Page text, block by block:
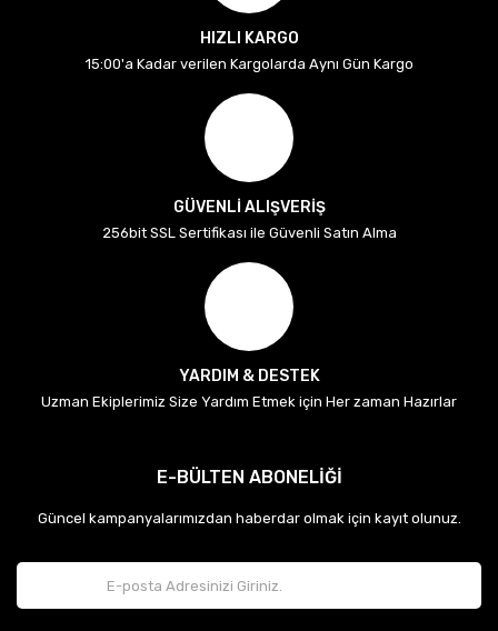
HIZLI KARGO
15:00'a Kadar verilen Kargolarda Aynı Gün Kargo
GÜVENLİ ALIŞVERİŞ
256bit SSL Sertifikası ile Güvenli Satın Alma
YARDIM & DESTEK
Uzman Ekiplerimiz Size Yardım Etmek için Her zaman Hazırlar
E-BÜLTEN ABONELİĞİ
Güncel kampanyalarımızdan haberdar olmak için kayıt olunuz.